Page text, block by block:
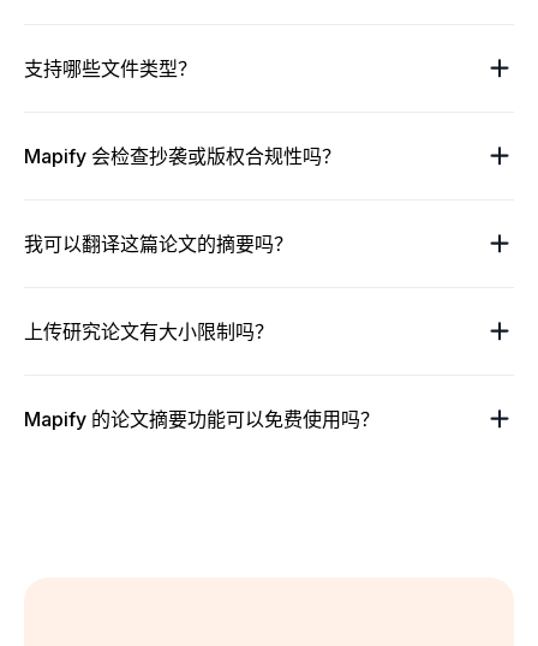
支持哪些文件类型？
Mapify 会检查抄袭或版权合规性吗？
我可以翻译这篇论文的摘要吗？
上传研究论文有大小限制吗？
Mapify 的论文摘要功能可以免费使用吗？